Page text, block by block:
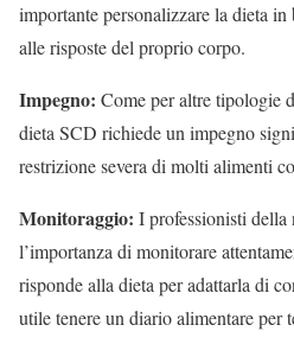
importante personalizzare la dieta in
alle risposte del proprio corpo.
Impegno: Come per altre tipologie
dieta SCD richiede un impegno
restrizione severa di molti alimenti
Monitoraggio: I professionisti
l’importanza di monitorare
risponde alla dieta per adattarla di
utile tenere un diario alimentare per